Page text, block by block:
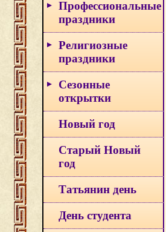
Профессиональные
праздники
Религиозные
праздники
Сезонные
открытки
Новый год
Старый Новый
год
Татьянин день
День студента